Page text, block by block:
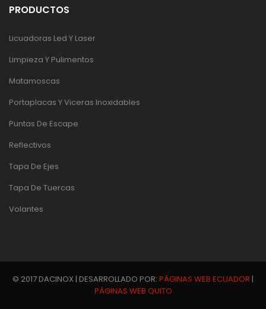
PRODUCTOS
Licuadoras Led Y Laser
Limpieza Y Pulimentos
Matamoscas
Portaplacas Y Viceras Inoxidables
Puntas De Escape
Reflectivos
Tapa De Ejes
Tapa De Tuercas
Volantes
© 2017 DACINOX | DESARROLLADO POR: PÁGINAS WEB ECUADOR |
PÁGINAS WEB QUITO